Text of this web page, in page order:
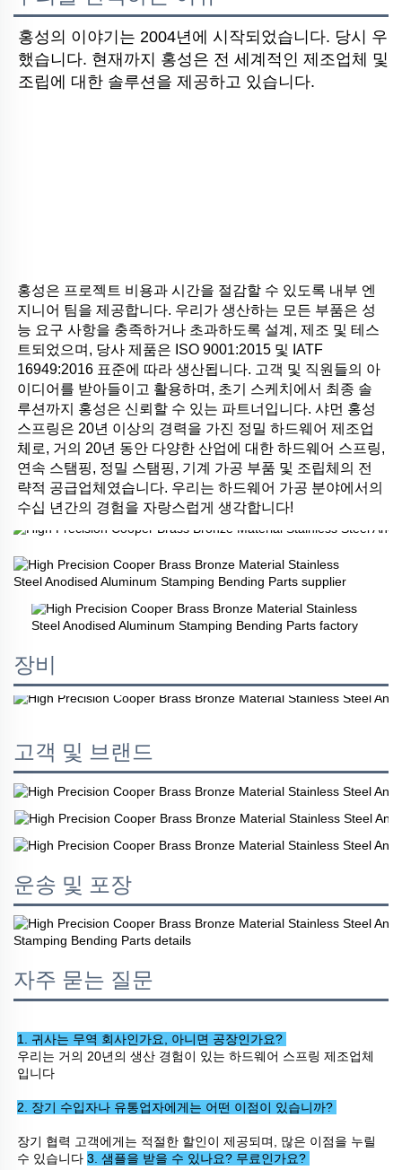
홍성의 이야기는 2004년에 시작되었습니다. 당시 우
했습니다. 현재까지 홍성은 전 세계적인 제조업체 및
조립에 대한 솔루션을 제공하고 있습니다.
홍성은 프로젝트 비용과 시간을 절감할 수 있도록 내부 엔
지니어 팀을 제공합니다. 우리가 생산하는 모든 부품은 성
능 요구 사항을 충족하거나 초과하도록 설계, 제조 및 테스
트되었으며, 당사 제품은 ISO 9001:2015 및 IATF
16949:2016 표준에 따라 생산됩니다. 고객 및 직원들의 아
이디어를 받아들이고 활용하며, 초기 스케치에서 최종 솔
루션까지 홍성은 신뢰할 수 있는 파트너입니다. 샤먼 홍성
스프링은 20년 이상의 경력을 가진 정밀 하드웨어 제조업
체로, 거의 20년 동안 다양한 산업에 대한 하드웨어 스프링,
연속 스탬핑, 정밀 스탬핑, 기계 가공 부품 및 조립체의 전
략적 공급업체였습니다. 우리는 하드웨어 가공 분야에서의
수십 년간의 경험을 자랑스럽게 생각합니다!
장비
고객 및 브랜드
운송 및 포장
자주 묻는 질문
1. 귀사는 무역 회사인가요, 아니면 공장인가요?
우리는 거의 20년의 생산 경험이 있는 하드웨어 스프링 제조업체
입니다
2. 장기 수입자나 유통업자에게는 어떤 이점이 있습니까?
장기 협력 고객에게는 적절한 할인이 제공되며, 많은 이점을 누릴
수 있습니다 3. 샘플을 받을 수 있나요? 무료인가요?